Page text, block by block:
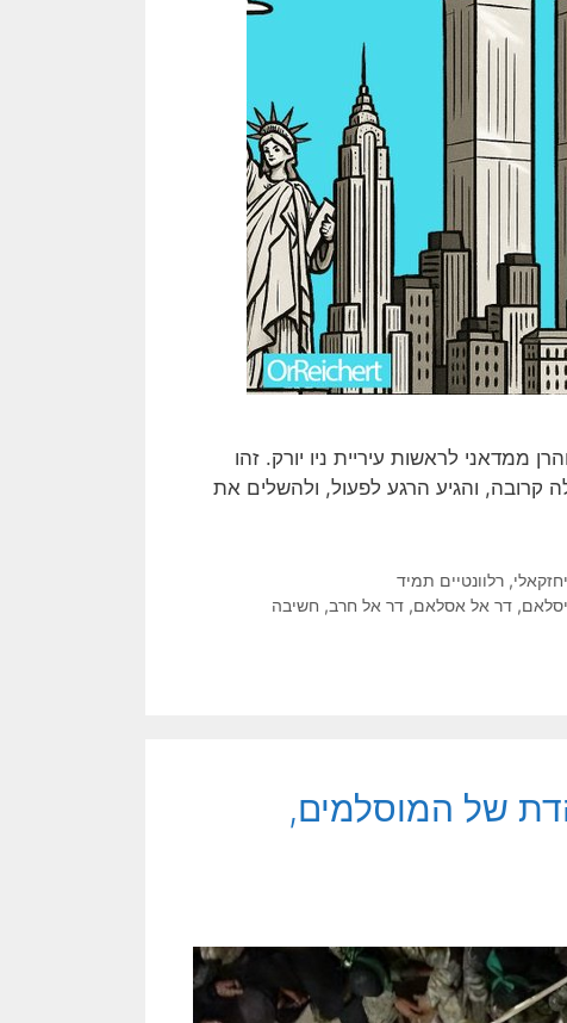
ממדאני לראשות עיריית ניו יורק. זהו
קרובה, והגיע הרגע לפעול, ולהשלים את
, רלוונטיים תמיד
, דר אל אסלאם, דר אל חרב, חשיבה
של המוסלמים,